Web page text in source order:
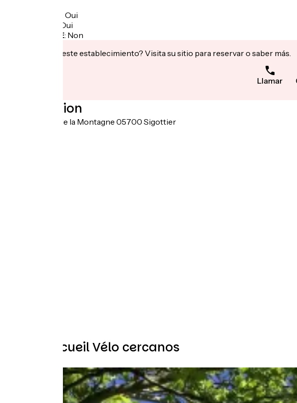
Oui
Oui
Recharge VAE: Non
¿Te interesa este establecimiento? Visita su sitio para reservar o saber más.
Llamar
Localisation
3030 chemin de la Montagne 05700 Sigottier
Otros Accueil Vélo cercanos